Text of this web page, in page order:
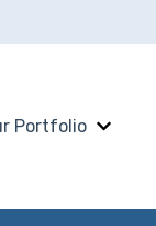
untuk
Portfolio